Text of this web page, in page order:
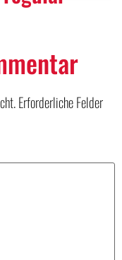
Erforderliche Felder